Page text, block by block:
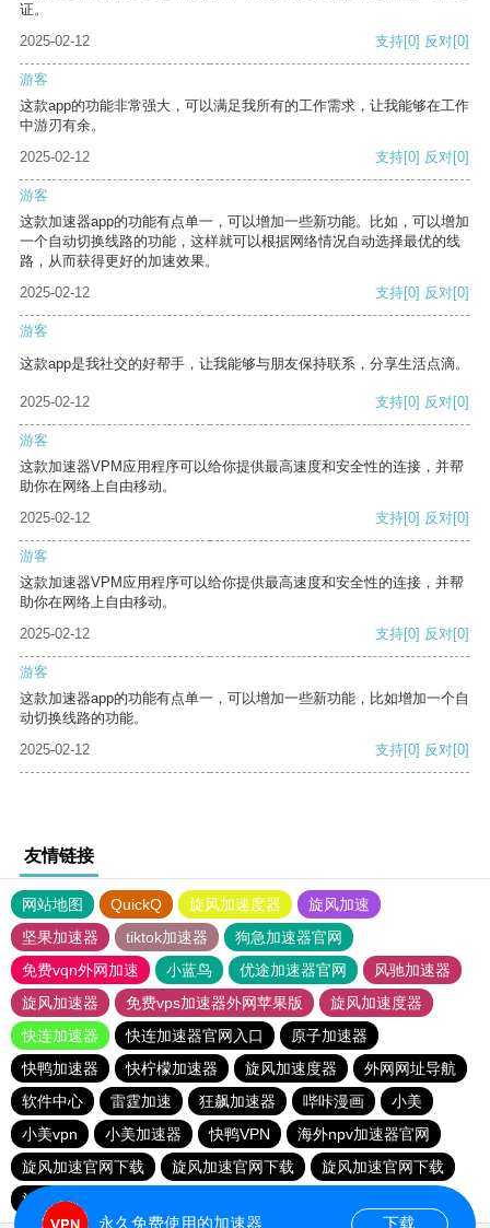
证。
2025-02-12
支持[0] 反对[0]
游客
这款app的功能非常强大，可以满足我所有的工作需求，让我能够在工作
中游刃有余。
2025-02-12
支持[0] 反对[0]
游客
这款加速器app的功能有点单一，可以增加一些新功能。比如，可以增加
一个自动切换线路的功能，这样就可以根据网络情况自动选择最优的线
路，从而获得更好的加速效果。
2025-02-12
支持[0] 反对[0]
游客
这款app是我社交的好帮手，让我能够与朋友保持联系，分享生活点滴。
2025-02-12 支持[0] 反对[0]
游客
这款加速器VPM应用程序可以给你提供最高速度和安全性的连接，并帮
助你在网络上自由移动。
2025-02-12
支持[0] 反对[0]
游客
这款加速器VPM应用程序可以给你提供最高速度和安全性的连接，并帮
助你在网络上自由移动。
2025-02-12
支持[0] 反对[0]
游客
这款加速器app的功能有点单一，可以增加一些新功能，比如增加一个自
动切换线路的功能。
2025-02-12
支持[0] 反对[0]
友情链接
网站地图 QuickQ 旋风加速度器
旋风加速
坚果加速器
tiktok加速器
狗急加速器官网
免费vqn外网加速
小蓝鸟 优途加速器官网
风驰加速器
旋风加速器
免费vps加速器外网苹果版
旋风加速度器
快连加速器
快连加速器官网入口
原子加速器
快鸭加速器
快柠檬加速器 旋风加速度器
外网网址导航
软件中心
雷霆加速 狂飙加速器 哔咔漫画
小美
小美vpn
小美加速器 快鸭VPN
海外npv加速器官网
旋风加速官网下载
旋风加速官网下载
旋风加速官网下载
旋风加速官网下载
永久免费使用的加速器 下载